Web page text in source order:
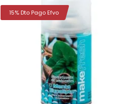
15% Dto Pago Efvo